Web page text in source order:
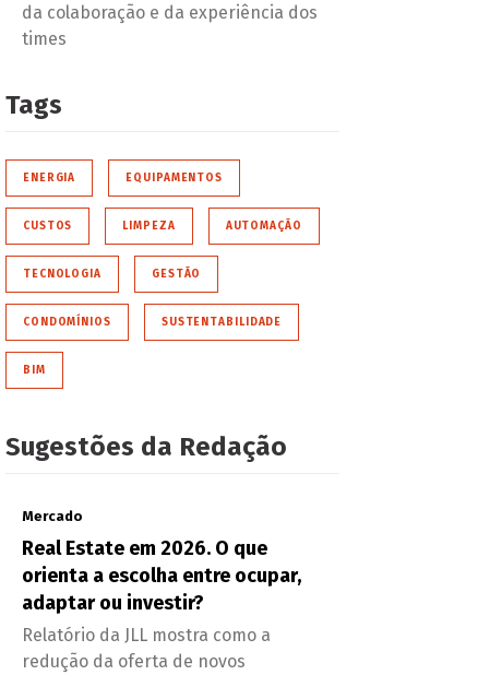
da colaboração e da experiência dos
times
Tags
ENERGIA EQUIPAMENTOS
CUSTOS LIMPEZA AUTOMAÇÃO
TECNOLOGIA GESTÃO
CONDOMÍNIOS SUSTENTABILIDADE
BIM
Sugestões da Redação
Mercado
Real Estate em 2026. O que
orienta a escolha entre ocupar,
adaptar ou investir?
Relatório da JLL mostra como a
redução da oferta de novos